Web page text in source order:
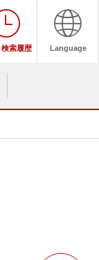
検索履歴 Language